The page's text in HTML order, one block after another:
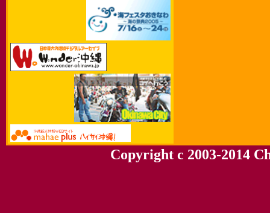
Copyright c 2003-2014